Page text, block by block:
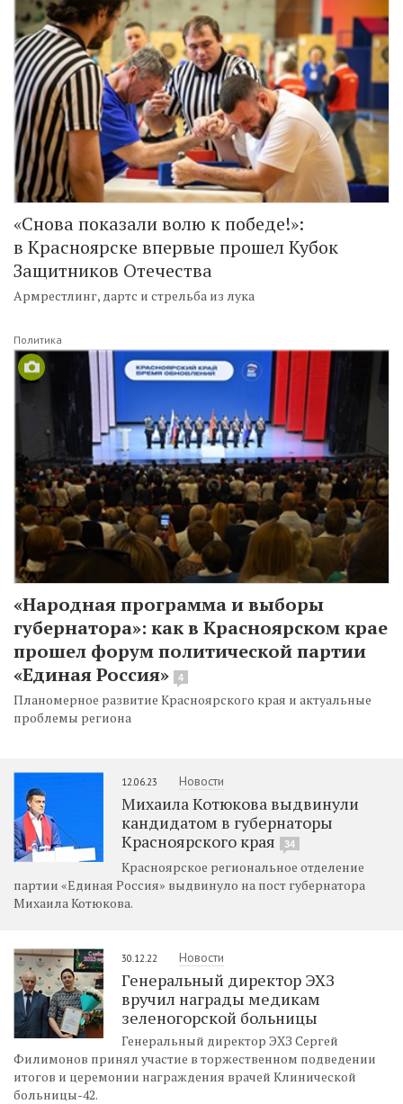
«Снова показали волю к победе!»:
в Красноярске впервые прошел Кубок
Защитников Отечества
Армрестлинг, дартс и стрельба из лука
Политика
«Народная программа и выборы
губернатора»: как в Красноярском крае
прошел форум политической партии
«Единая Россия»
4
Планомерное развитие Красноярского края и актуальные
проблемы региона
12.06.23 Новости
Михаила Котюкова выдвинули
кандидатом в губернаторы
Красноярского края
34
Красноярское региональное отделение
партии «Единая Россия» выдвинуло на пост губернатора
Михаила Котюкова.
30.12.22 Новости
Генеральный директор ЭХЗ
вручил награды медикам
зеленогорской больницы
Генеральный директор ЭХЗ Сергей
Филимонов принял участие в торжественном подведении
итогов и церемонии награждения врачей Клинической
больницы-42.